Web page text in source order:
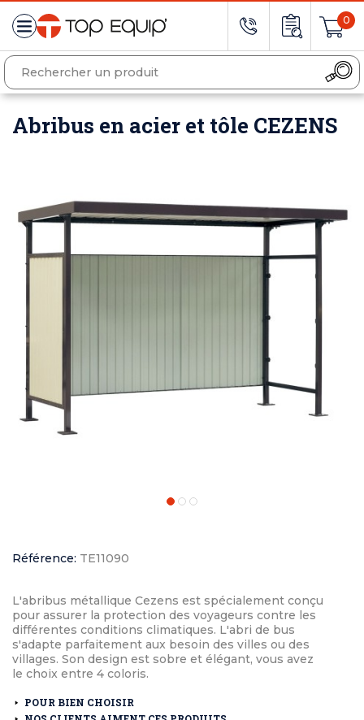
0
Abribus en acier et tôle CEZENS
Référence: TE11090
L'abribus métallique Cezens est spécialement conçu
pour assurer la protection des voyageurs contre les
différentes conditions climatiques. L'abri de bus
s'adapte parfaitement aux besoin des villes ou des
villages. Son design est sobre et élégant, vous avez
le choix entre 4 coloris.
POUR BIEN CHOISIR